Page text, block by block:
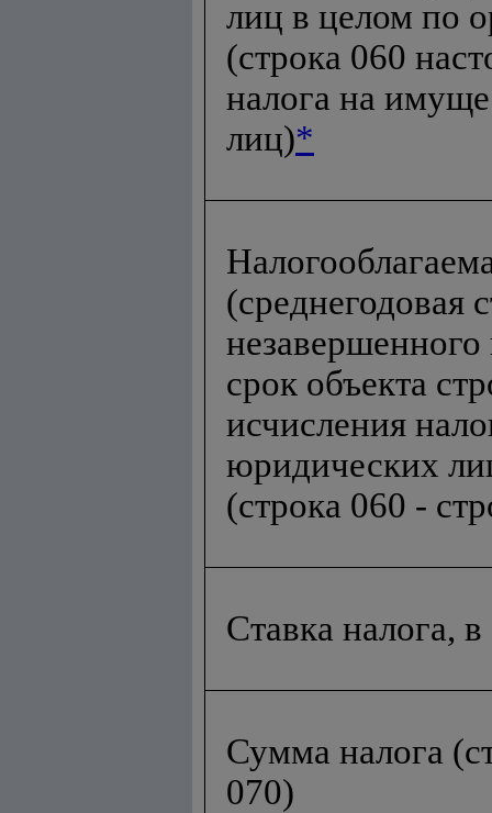
лиц в целом по
(строка 060
налога на
лиц)*
(среднегодовая
срок объекта
исчисления
юридических
(строка 060 -
Ставка налога, в
Сумма налога
070)